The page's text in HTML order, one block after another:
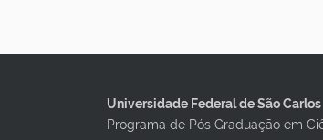
Universidade Federal de São Carlos
Programa de Pós Graduação em